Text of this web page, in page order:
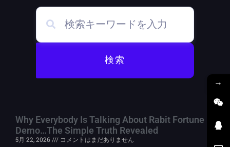
検索
Why Everybody Is Talking About Rabit Fortune
Demo…The Simple Truth Revealed
5月 22, 2026 コメントはまだありません
→